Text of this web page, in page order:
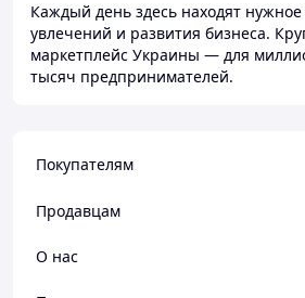
Каждый день здесь находят
увлечений и развития бизнеса.
маркетплейс Украины — для
тысяч предпринимателей.
Покупателям
Продавцам
О нас